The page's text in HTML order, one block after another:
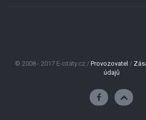
© 2008 - 2017 E-citáty.cz / Provozovatel /
údajů